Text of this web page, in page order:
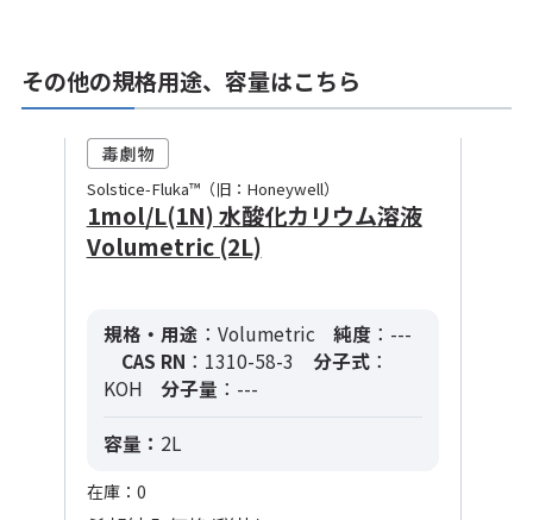
その他の規格用途、容量はこちら
Solstice-Fluka™（旧：Honeywell）
1mol/L(1N) 水酸化カリウム溶液
Volumetric (2L)
規格・用途 ：Volumetric 純度 ：---
CAS RN ：1310-58-3 分子式：
KOH
分子量 ：---
容量： 2L
在庫：0